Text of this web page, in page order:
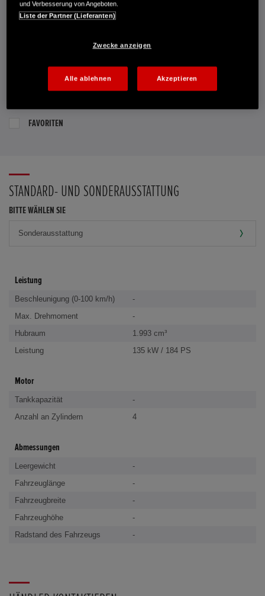
Route planen
Händlerbestand anzeigen
PROBEFAHRT VEREINBAREN
FAVORITEN
STANDARD- UND SONDERAUSSTATTUNG
BITTE WÄHLEN SIE
Leistung
Beschleunigung (0-100 km/h)
-
Max. Drehmoment
-
Hubraum
1.993 cm³
Leistung
135 kW / 184 PS
Motor
Tankkapazität
-
Anzahl an Zylindern
4
Abmessungen
Leergewicht
-
Fahrzeuglänge
-
Fahrzeugbreite
-
Fahrzeughöhe
-
Radstand des Fahrzeugs
-
und Verbesserung von Angeboten.
Liste der Partner (Lieferanten)
Zwecke anzeigen
Alle ablehnen Akzeptieren